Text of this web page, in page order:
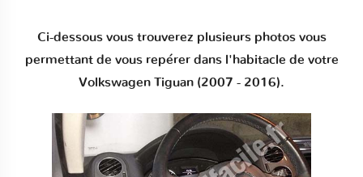
Ci-dessous vous trouverez plusieurs photos vous
permettant de vous repérer dans l'habitacle de votre
Volkswagen Tiguan (2007 - 2016).